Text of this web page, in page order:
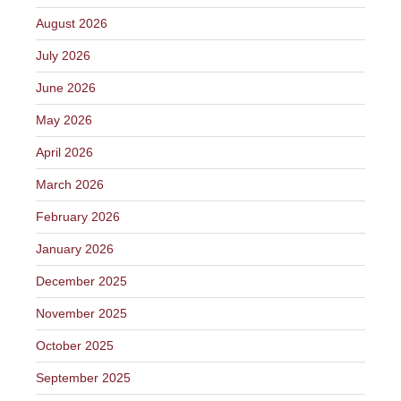
August 2026
July 2026
June 2026
May 2026
April 2026
March 2026
February 2026
January 2026
December 2025
November 2025
October 2025
September 2025